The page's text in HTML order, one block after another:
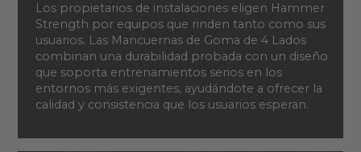
Los propietarios de instalaciones eligen Hammer
Strength por equipos que rinden tanto como sus
usuarios. Las Mancuernas de Goma de 4 Lados
combinan una durabilidad probada con un diseño
que soporta entrenamientos serios en los
entornos más exigentes, ayudándote a ofrecer la
calidad y consistencia que los usuarios esperan.